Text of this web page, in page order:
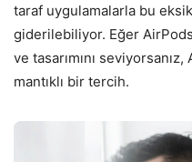
taraf uygulamalarla bu
giderilebiliyor. Eğer
ve tasarımını
mantıklı bir tercih.